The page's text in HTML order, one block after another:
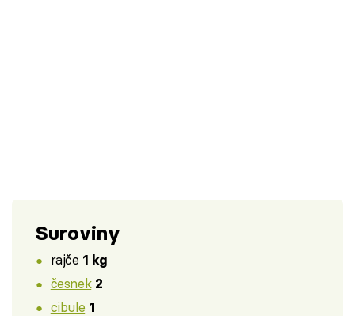
Suroviny
rajče 1 kg
česnek 2
cibule 1